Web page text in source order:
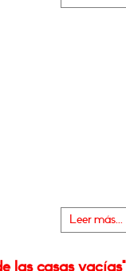
Leer más...
las casas vacías"